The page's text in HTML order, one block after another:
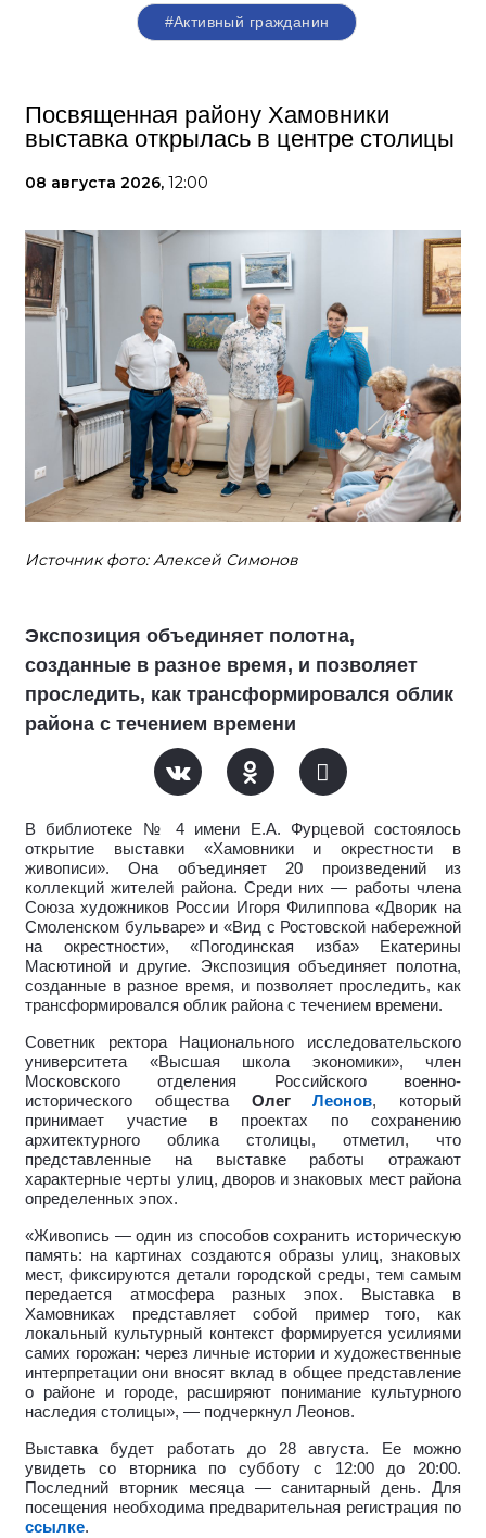
#Активный гражданин
Посвященная району Хамовники
выставка открылась в центре столицы
08 августа 2026, 12:00
Источник фото: Алексей Симонов
Экспозиция объединяет полотна,
созданные в разное время, и позволяет
проследить, как трансформировался облик
района с течением времени
В библиотеке № 4 имени Е.А. Фурцевой состоялось
открытие выставки «Хамовники и окрестности в
живописи». Она объединяет 20 произведений из
коллекций жителей района. Среди них — работы члена
Союза художников России Игоря Филиппова «Дворик на
Смоленском бульваре» и «Вид с Ростовской набережной
на окрестности», «Погодинская изба» Екатерины
Масютиной и другие. Экспозиция объединяет полотна,
созданные в разное время, и позволяет проследить, как
трансформировался облик района с течением времени.
Советник ректора Национального исследовательского
университета «Высшая школа экономики», член
Московского отделения Российского военно-
исторического общества ОлегЛеонов, который
принимает участие в проектах по сохранению
архитектурного облика столицы, отметил, что
представленные на выставке работы отражают
характерные черты улиц, дворов и знаковых мест района
определенных эпох.
«Живопись — один из способов сохранить историческую
память: на картинах создаются образы улиц, знаковых
мест, фиксируются детали городской среды, тем самым
передается атмосфера разных эпох.
Выставка в
Хамовниках представляет собой пример того, как
локальный культурный контекст формируется усилиями
самих горожан: через личные истории и художественные
интерпретации они вносят вклад в общее представление
о районе и городе, расширяют понимание культурного
наследия столицы», — подчеркнул Леонов.
Выставка будет работать до 28 августа. Ее можно
увидеть со вторника по субботу с 12:00 до 20:00.
Последний вторник месяца — санитарный день. Для
посещения необходима предварительная регистрация по
ссылке.